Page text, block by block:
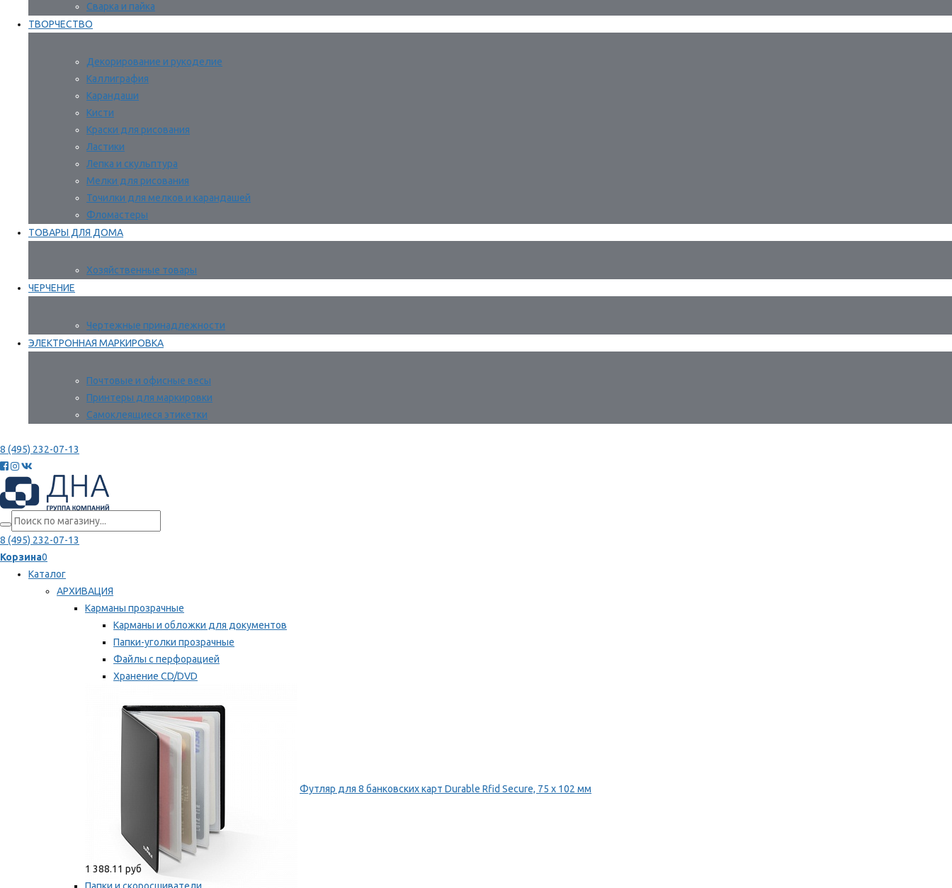
Сварка и пайка
ТВОРЧЕСТВО
Декорирование и рукоделие
Каллиграфия
Карандаши
Кисти
Краски для рисования
Ластики
Лепка и скульптура
Мелки для рисования
Точилки для мелков и карандашей
Фломастеры
ТОВАРЫ ДЛЯ ДОМА
Хозяйственные товары
ЧЕРЧЕНИЕ
Чертежные принадлежности
ЭЛЕКТРОННАЯ МАРКИРОВКА
Почтовые и офисные весы
Принтеры для маркировки
Самоклеящиеся этикетки
8 (495) 232-07-13
8 (495) 232-07-13
Корзина0
Каталог
АРХИВАЦИЯ
Карманы прозрачные
Карманы и обложки для документов
Папки-уголки прозрачные
Файлы с перфорацией
Хранение CD/DVD
Мы рекомендуем
Футляр для 8 банковских карт Durable Rfid Secure, 75 х 102 мм
1 388.11 руб